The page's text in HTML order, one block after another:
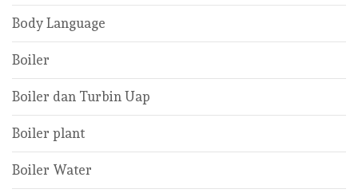
Body Language
Boiler
Boiler dan Turbin Uap
Boiler plant
Boiler Water